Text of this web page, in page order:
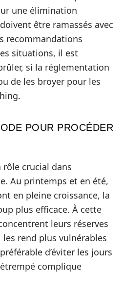
une élimination
être ramassés avec
recommandations
situations, il est
si la réglementation
de les broyer pour les
POUR PROCÉDER
rôle crucial dans
Au printemps et en été,
en pleine croissance, la
plus efficace. À cette
leurs réserves
rend plus vulnérables
d’éviter les jours
complique